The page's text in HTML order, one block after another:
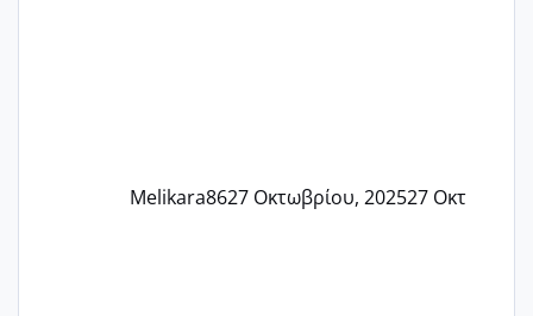
Melikara8627 Οκτωβρίου, 202527 Οκτ